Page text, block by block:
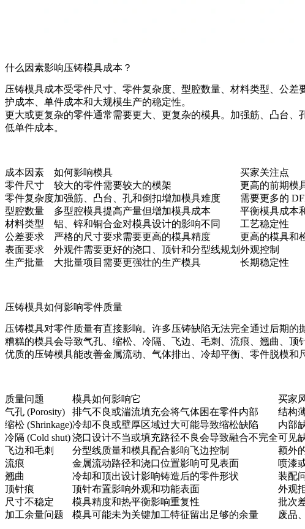
什么因素影响压铸模具成本？
压铸模具成本受零件尺寸、零件复杂度、型腔数量、材料类型、公
护成本、单件成本和大规模生产的稳定性。
更大或更复杂的零件通常需要更大、更复杂的模具。加强筋、凸台
低单件成本。
成本因素 如何影响模具
买家关注点
零件尺寸
较大的零件需要较大的模架
更高的前期模
零件复杂度加强筋、凸台、孔和倒扣增加模具难度
需要更多的
型腔数量
多型腔模具提高产量但增加模具成本
平衡模具成本
材料类型
铝、锌和铜合金对模具设计的影响不同
工艺稳定性
公差要求
严格的尺寸要求需要更高的模具精度
更高的模具和
表面要求
外观件需要更好的浇口、顶针和分型线规划 外观控制
生产批量
大批量项目需要更强壮的生产模具 长期稳定性
压铸模具如何影响零件质量
压铸模具对零件质量有直接影响。许多压铸缺陷无法完全通过后期
糟糕的模具会导致气孔、缩松、冷隔、飞边、毛刺、流痕、翘曲、
优质的压铸模具能改善金属流动、气体排出、冷却平衡、零件脱模和
质量问题 模具如何影响它
买家
气孔 (Porosity)
排气不良或湍流填充会将气体困在零件内部
结构
缩松 (Shrinkage)冷却不良或壁厚区域过大可能导致缩松缺陷
内部
冷隔 (Cold shut)浇口设计不当或填充路径不良会导致融合不完全可见
飞边和毛刺
分型线质量和模具配合影响飞边控制
额外
流痕
金属流动路径和浇口位置影响可见表面
喷漆
翘曲
冷却和顶出设计影响铸造后的零件形状
装配
顶针痕
顶针布置影响外观和功能表面
外观
尺寸不稳定
模具精度和热平衡影响重复性
批次
加工余量问题
模具可能未为关键加工特征留出足够的余量 废品